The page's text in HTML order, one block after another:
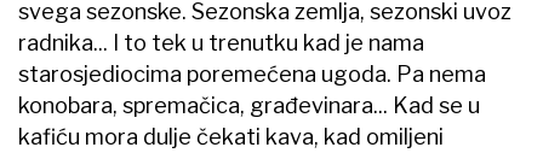
svega sezonske. Sezonska zemlja, sezonski uvoz
radnika... I to tek u trenutku kad je nama
starosjediocima poremećena ugoda. Pa nema
konobara, spremačica, građevinara... Kad se u
kafiću mora dulje čekati kava, kad omiljeni